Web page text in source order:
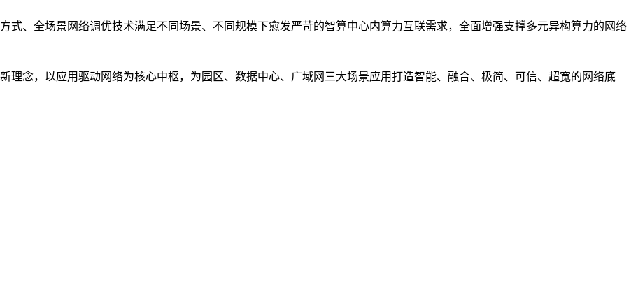
式、全场景网络调优技术满足不同场景、不同规模下愈发严苛的智算中心内算力互联需求，全面增强支撑多元异构算力的网络
理念，以应用驱动网络为核心中枢，为园区、数据中心、广域网三大场景应用打造智能、融合、极简、可信、超宽的网络底